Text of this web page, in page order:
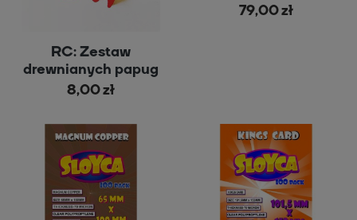
RC: Zestaw
drewnianych papug
8,00 zł
79,00 zł